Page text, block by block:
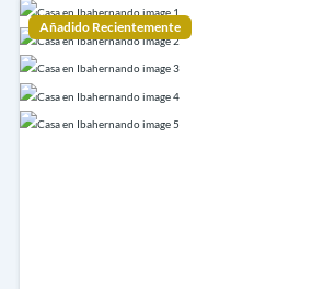
Añadido Recientemente